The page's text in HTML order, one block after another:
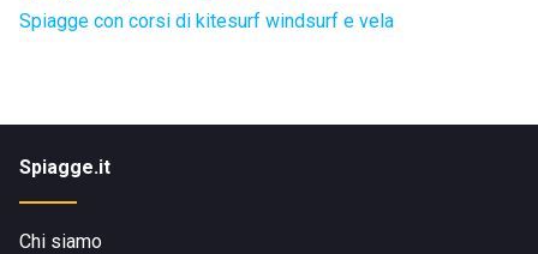
Spiagge con corsi di kitesurf windsurf e vela
Spiagge.it
Chi siamo